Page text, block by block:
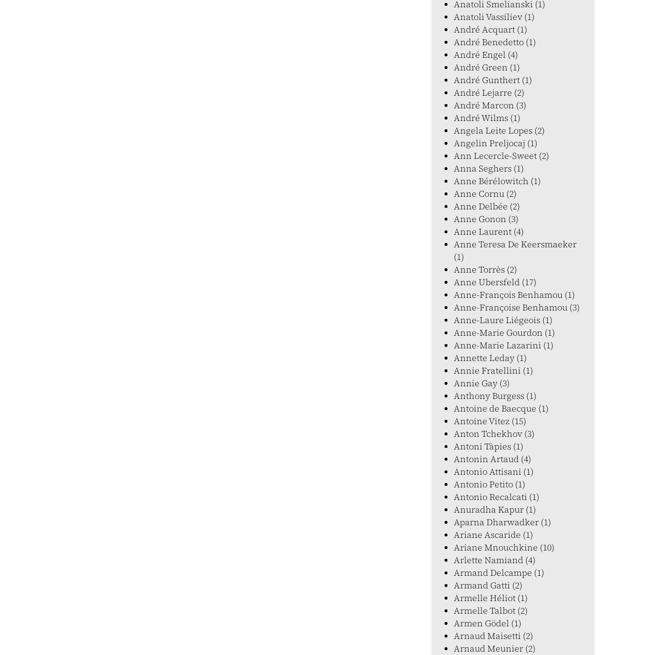
Anatoli Smelianski (1)
Anatoli Vassiliev (1)
André Acquart (1)
André Benedetto (1)
André Engel (4)
André Green (1)
André Gunthert (1)
André Lejarre (2)
André Marcon (3)
André Wilms (1)
Angela Leite Lopes (2)
Angelin Preljocaj (1)
Ann Lecercle-Sweet (2)
Anna Seghers (1)
Anne Bérélowitch (1)
Anne Cornu (2)
Anne Delbée (2)
Anne Gonon (3)
Anne Laurent (4)
Anne Teresa De Keersmaeker
(1)
Anne Torrès (2)
Anne Ubersfeld (17)
Anne-François Benhamou (1)
Anne-Françoise Benhamou (3)
Anne-Laure Liégeois (1)
Anne-Marie Gourdon (1)
Anne-Marie Lazarini (1)
Annette Leday (1)
Annie Fratellini (1)
Annie Gay (3)
Anthony Burgess (1)
Antoine de Baecque (1)
Antoine Vitez (15)
Anton Tchekhov (3)
Antoni Tàpies (1)
Antonin Artaud (4)
Antonio Attisani (1)
Antonio Petito (1)
Antonio Recalcati (1)
Anuradha Kapur (1)
Aparna Dharwadker (1)
Ariane Ascaride (1)
Ariane Mnouchkine (10)
Arlette Namiand (4)
Armand Delcampe (1)
Armand Gatti (2)
Armelle Héliot (1)
Armelle Talbot (2)
Armen Gödel (1)
Arnaud Maisetti (2)
Arnaud Meunier (2)